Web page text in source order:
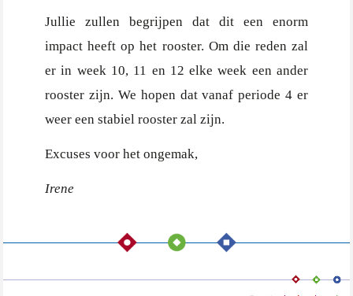
Jullie zullen begrijpen dat dit een enorm
impact heeft op het rooster. Om die reden zal
er in week 10, 11 en 12 elke week een ander
rooster zijn. We hopen dat vanaf periode 4 er
weer een stabiel rooster zal zijn.
Excuses voor het ongemak,
Irene